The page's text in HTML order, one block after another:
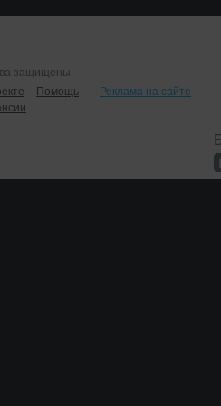
защищены.
Помощь
Реклама на сайте